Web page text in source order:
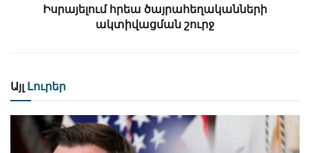
Իսրայելում հրեա ծայրահեղականների
ակտիվացման շուրջ
Այլ Լուրեր